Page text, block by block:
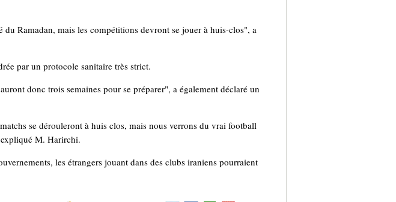
Ramadan, mais les compétitions devront se jouer à huis-clos", a
par un protocole sanitaire très strict.
donc trois semaines pour se préparer", a également déclaré un
se dérouleront à huis clos, mais nous verrons du vrai football
M. Harirchi.
les étrangers jouant dans des clubs iraniens pourraient